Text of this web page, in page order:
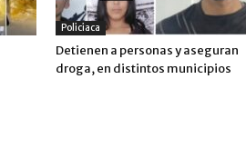
Policiaca
Detienen a personas y aseguran
droga, en distintos municipios